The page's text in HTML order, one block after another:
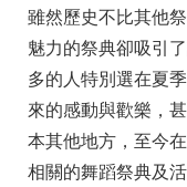
雖然歷史不比其他
魅力的祭典卻吸引
多的人特別選在夏
來的感動與歡樂，
本其他地方，至今
相關的舞蹈祭典及